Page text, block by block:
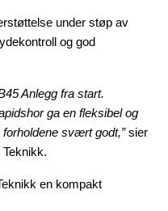
under støp av
og god
Anlegg fra start.
ga en fleksibel og
svært godt,”sier
en kompakt